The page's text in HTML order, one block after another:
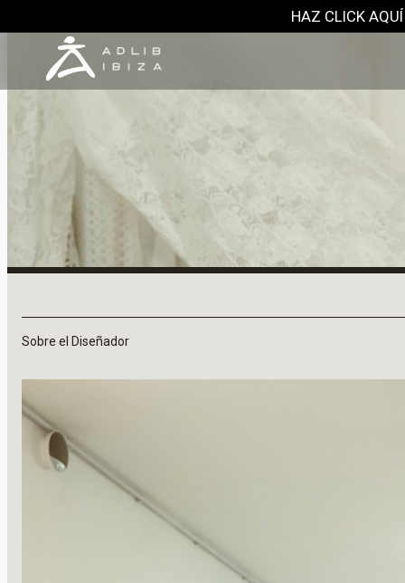
HAZ CLICK
Sobre el Diseñador